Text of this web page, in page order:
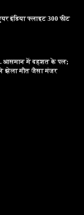
इंडिया फ्लाइट 300 फीट
आसमान में दहशत के पल;
ने झेला मौत जैसा मंजर